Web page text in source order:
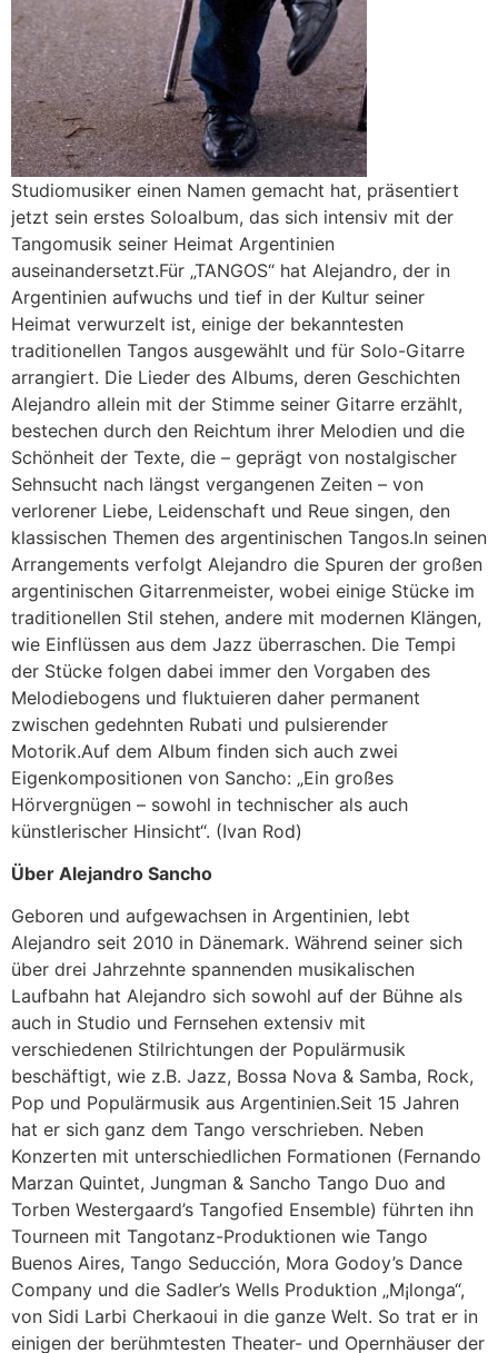
Studiomusiker einen Namen gemacht hat, präsentiert
jetzt sein erstes Soloalbum, das sich intensiv mit der
Tangomusik seiner Heimat Argentinien
auseinandersetzt.Für „TANGOS“ hat Alejandro, der in
Argentinien aufwuchs und tief in der Kultur seiner
Heimat verwurzelt ist, einige der bekanntesten
traditionellen Tangos ausgewählt und für Solo-Gitarre
arrangiert. Die Lieder des Albums, deren Geschichten
Alejandro allein mit der Stimme seiner Gitarre erzählt,
bestechen durch den Reichtum ihrer Melodien und die
Schönheit der Texte, die – geprägt von nostalgischer
Sehnsucht nach längst vergangenen Zeiten – von
verlorener Liebe, Leidenschaft und Reue singen, den
klassischen Themen des argentinischen Tangos.In seinen
Arrangements verfolgt Alejandro die Spuren der großen
argentinischen Gitarrenmeister, wobei einige Stücke im
traditionellen Stil stehen, andere mit modernen Klängen,
wie Einflüssen aus dem Jazz überraschen. Die Tempi
der Stücke folgen dabei immer den Vorgaben des
Melodiebogens und fluktuieren daher permanent
zwischen gedehnten Rubati und pulsierender
Motorik.Auf dem Album finden sich auch zwei
Eigenkompositionen von Sancho: „Ein großes
Hörvergnügen – sowohl in technischer als auch
künstlerischer Hinsicht“. (Ivan Rod)
Über Alejandro Sancho
Geboren und aufgewachsen in Argentinien, lebt
Alejandro seit 2010 in Dänemark. Während seiner sich
über drei Jahrzehnte spannenden musikalischen
Laufbahn hat Alejandro sich sowohl auf der Bühne als
auch in Studio und Fernsehen extensiv mit
verschiedenen Stilrichtungen der Populärmusik
beschäftigt, wie z.B. Jazz, Bossa Nova & Samba, Rock,
Pop und Populärmusik aus Argentinien.Seit 15 Jahren
hat er sich ganz dem Tango verschrieben. Neben
Konzerten mit unterschiedlichen Formationen (Fernando
Marzan Quintet, Jungman & Sancho Tango Duo and
Torben Westergaard’s Tangofied Ensemble) führten ihn
Tourneen mit Tangotanz-Produktionen wie Tango
Buenos Aires, Tango Seducción, Mora Godoy’s Dance
Company und die Sadler’s Wells Produktion „M¡longa“,
von Sidi Larbi Cherkaoui in die ganze Welt. So trat er in
einigen der berühmtesten Theater- und Opernhäuser der